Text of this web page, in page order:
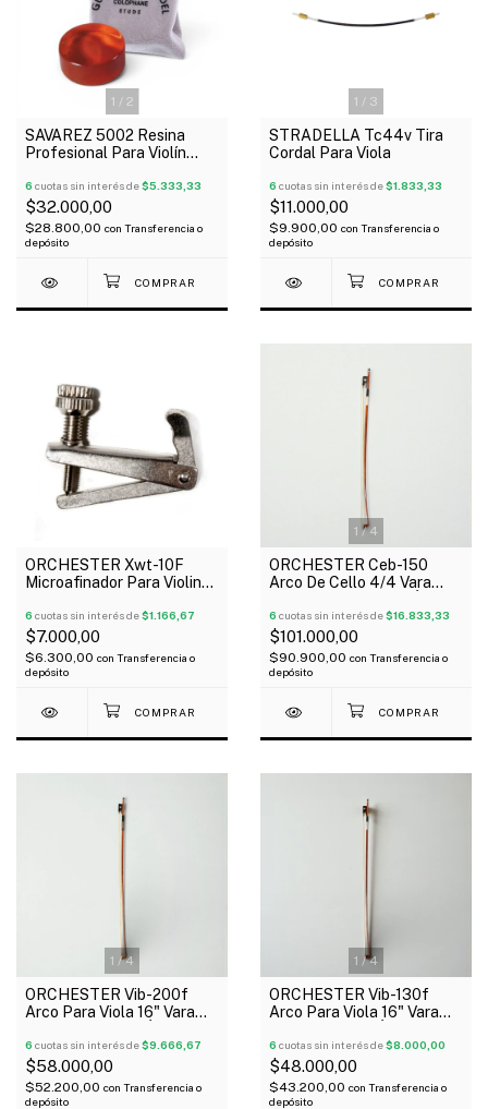
1 / 2
SAVAREZ 5002 Resina
Profesional Para Violín
Bernardel
6 cuotas sin interés de$5.333,33
$32.000,00
$28.800,00 con Transferencia o
depósito
1 / 3
STRADELLA Tc44v Tira
Cordal Para Viola
6 cuotas sin interés de$1.833,33
$11.000,00
$9.900,00 con Transferencia o
depósito
ORCHESTER Xwt-10F
Microafinador Para Violin
6 cuotas sin interés de$1.166,67
$7.000,00
$6.300,00 con Transferencia o
depósito
1 /4
ORCHESTER Ceb-150
Arco De Cello 4/4 Vara
6 cuotas sin interés de$16.833,33
$101.000,00
$90.900,00 con Transferencia o
depósito
1 /4
ORCHESTER Vib-200f
Arco Para Viola 16" Vara
6 cuotas sin interés de$9.666,67
$58.000,00
$52.200,00 con Transferencia o
depósito
1 /4
ORCHESTER Vib-130f
Arco Para Viola 16" Vara
6 cuotas sin interés de$8.000,00
$48.000,00
$43.200,00 con Transferencia o
depósito